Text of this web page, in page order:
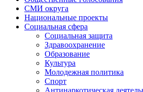
СМИ округа
Национальные проекты
Социальная сфера
Социальная защита
Здравоохранение
Образование
Культура
Молодежная политика
Спорт